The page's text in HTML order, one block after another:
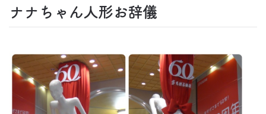
ナナちゃん人形お辞儀